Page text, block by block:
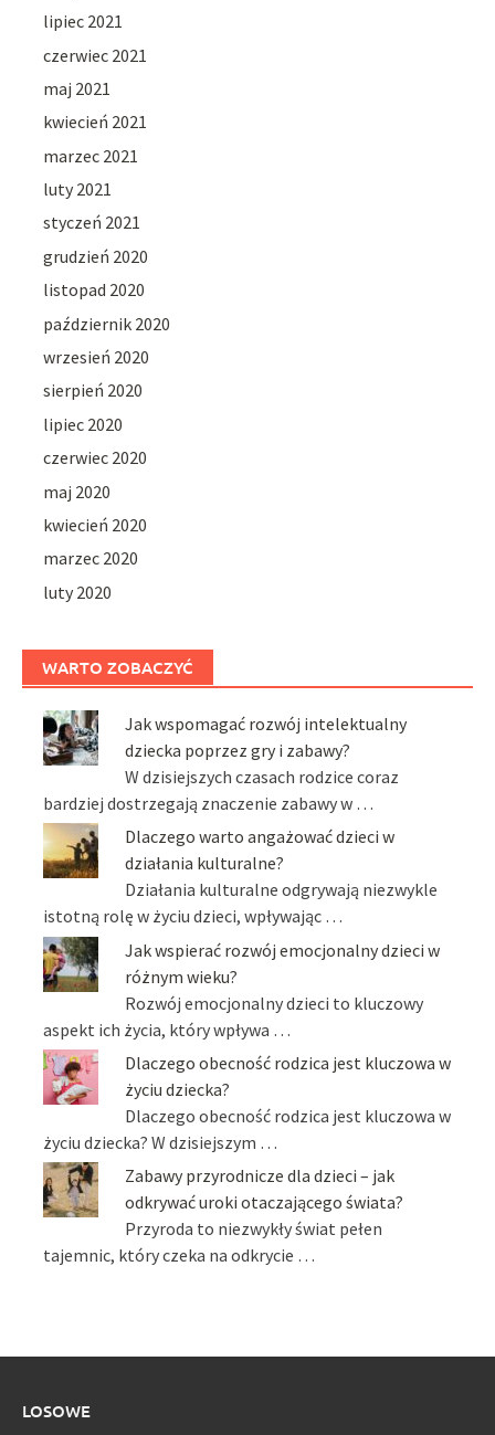
lipiec 2021
czerwiec 2021
maj 2021
kwiecień 2021
marzec 2021
luty 2021
styczeń 2021
grudzień 2020
listopad 2020
październik 2020
wrzesień 2020
sierpień 2020
lipiec 2020
czerwiec 2020
maj 2020
kwiecień 2020
marzec 2020
luty 2020
WARTO ZOBACZYĆ
Jak wspomagać rozwój intelektualny
dziecka poprzez gry i zabawy?
W dzisiejszych czasach rodzice coraz
bardziej dostrzegają znaczenie zabawy w …
Dlaczego warto angażować dzieci w
działania kulturalne?
Działania kulturalne odgrywają niezwykle
istotną rolę w życiu dzieci, wpływając …
Jak wspierać rozwój emocjonalny dzieci w
różnym wieku?
Rozwój emocjonalny dzieci to kluczowy
aspekt ich życia, który wpływa …
Dlaczego obecność rodzica jest kluczowa w
życiu dziecka?
Dlaczego obecność rodzica jest kluczowa w
życiu dziecka? W dzisiejszym …
Zabawy przyrodnicze dla dzieci – jak
odkrywać uroki otaczającego świata?
Przyroda to niezwykły świat pełen
tajemnic, który czeka na odkrycie …
LOSOWE